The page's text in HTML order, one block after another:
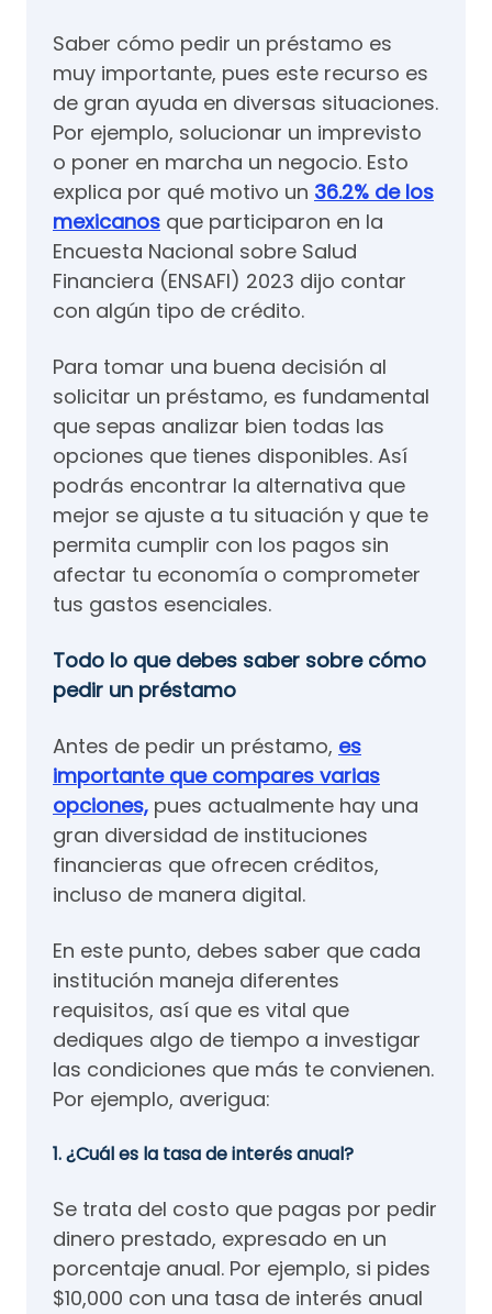
Saber cómo pedir un préstamo es
muy importante, pues este recurso es
de gran ayuda en diversas situaciones.
Por ejemplo, solucionar un imprevisto
o poner en marcha un negocio. Esto
explica por qué motivo un 36.2% de los
mexicanos que participaron en la
Encuesta Nacional sobre Salud
Financiera (ENSAFI) 2023 dijo contar
con algún tipo de crédito.
Para tomar una buena decisión al
solicitar un préstamo, es fundamental
que sepas analizar bien todas las
opciones que tienes disponibles. Así
podrás encontrar la alternativa que
mejor se ajuste a tu situación y que te
permita cumplir con los pagos sin
afectar tu economía o comprometer
tus gastos esenciales.
Todo lo que debes saber sobre cómo
pedir un préstamo
Antes de pedir un préstamo, es
importante que compares varias
opciones, pues actualmente hay una
gran diversidad de instituciones
financieras que ofrecen créditos,
incluso de manera digital.
En este punto, debes saber que cada
institución maneja diferentes
requisitos, así que es vital que
dediques algo de tiempo a investigar
las condiciones que más te convienen.
Por ejemplo, averigua:
1. ¿Cuál es la tasa de interés anual?
Se trata del costo que pagas por pedir
dinero prestado, expresado en un
porcentaje anual. Por ejemplo, si pides
$10,000 con una tasa de interés anual